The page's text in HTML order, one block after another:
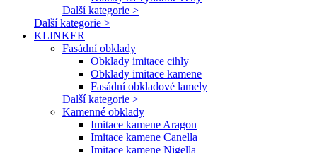
Další kategorie >
Další kategorie >
KLINKER
Fasádní obklady
Obklady imitace cihly
Obklady imitace kamene
Fasádní obkladové lamely
Další kategorie >
Kamenné obklady
Imitace kamene Aragon
Imitace kamene Canella
Imitace kamene Nigella